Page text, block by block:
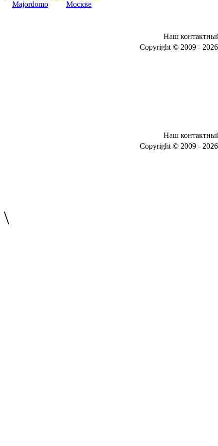
Наш
Copyright © 2009 -
Наш
Copyright © 2009 -
\